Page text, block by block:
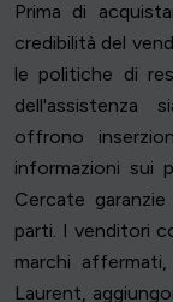
Prima di
credibilità del
le politiche di
dell'assistenza
offrono
informazioni sui
Cercate
parti. I venditori
marchi
Laurent,